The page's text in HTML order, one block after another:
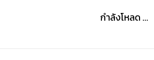
กำลังโหลด ...